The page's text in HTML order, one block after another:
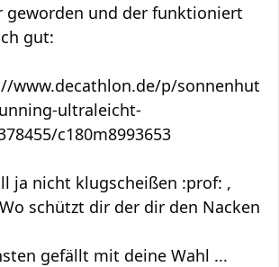
geworden und der funktioniert
gut:
www.decathlon.de/p/sonnenhut
ultraleicht-
c180m8993653
ja nicht klugscheißen :prof: ,
schützt dir der dir den Nacken
gefällt mit deine Wahl ...